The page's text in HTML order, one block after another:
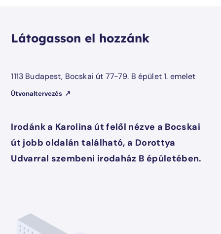
Látogasson el hozzánk
1113 Budapest, Bocskai út 77-79. B épület 1. emelet
Útvonaltervezés
Irodánk a Karolina út felől nézve a Bocskai
út jobb oldalán található, a Dorottya
Udvarral szembeni irodaház B épületében.